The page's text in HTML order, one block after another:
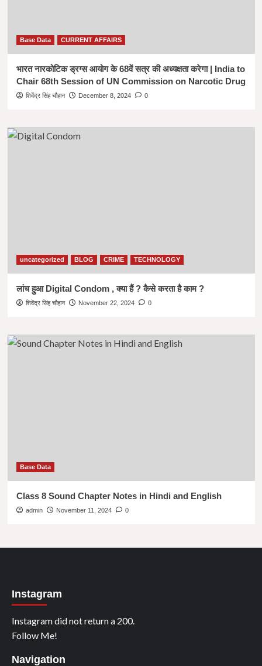
Base Data CURRENT AFFAIRS
भारत नारकोटिक ड्रग्स आयोग के 68वें सत्र की अध्यक्षता करेगा | India to
Chair 68th Session of UN Commission on Narcotic Drug
शिवेंद्र सिंह चौहान December 8, 2024 0
uncategorized BLOG CRIME TECHNOLOGY
लांच हुआ Digital Condom , क्या हैं ? कैसे करता है काम ?
शिवेंद्र सिंह चौहान November 22, 2024 0
Base Data
Class 8 Sound Chapter Notes in Hindi and English
admin November 11, 2024 0
Instagram
Instagram did not return a 200.
Follow Me!
Navigation